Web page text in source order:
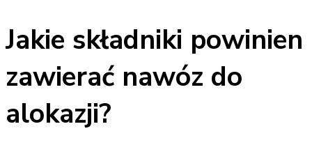
Jakie składniki powinien
zawierać nawóz do
alokazji?